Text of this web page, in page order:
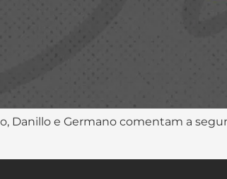
Danillo e Germano comentam a